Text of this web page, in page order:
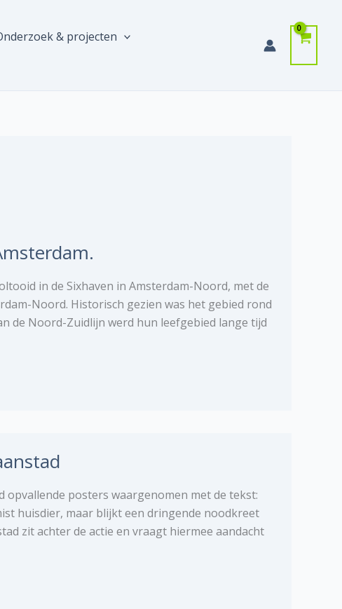
& projecten
in de Sixhaven in Amsterdam-Noord, met de
Noord. Historisch gezien was het gebied rond
de Noord-Zuidlijn werd hun leefgebied lange tijd
posters waargenomen met de tekst:
huisdier, maar blijkt een dringende noodkreet
zit achter de actie en vraagt hiermee aandacht